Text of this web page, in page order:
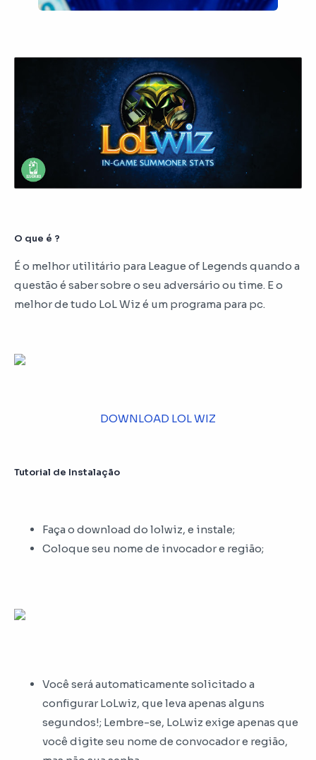
O que é ?
É o melhor utilitário para League of Legends quando a
questão é saber sobre o seu adversário ou time. E o
melhor de tudo LoL Wiz é um programa para pc.
DOWNLOAD LOL WIZ
Tutorial de Instalação
Faça o download do lolwiz, e instale;
Coloque seu nome de invocador e região;
Você será automaticamente solicitado a
configurar LoLwiz, que leva apenas alguns
segundos!; Lembre-se, LoLwiz exige apenas que
você digite seu nome de convocador e região,